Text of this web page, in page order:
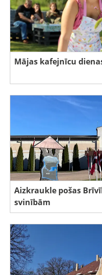
Mājas kafejnīcu
Aizkraukle pošas
svinībām